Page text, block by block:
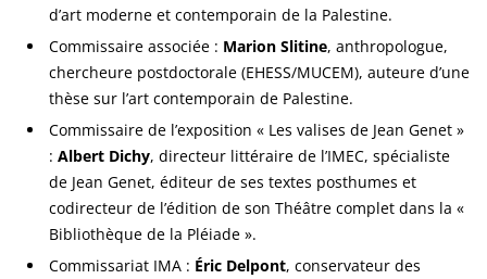
d’art moderne et contemporain de la Palestine.
Commissaire associée : Marion Slitine, anthropologue,
chercheure postdoctorale (EHESS/MUCEM), auteure d’une
thèse sur l’art contemporain de Palestine.
Commissaire de l’exposition « Les valises de Jean Genet »
: Albert Dichy, directeur littéraire de l’IMEC, spécialiste
de Jean Genet, éditeur de ses textes posthumes et
codirecteur de l’édition de son Théâtre complet dans la «
Bibliothèque de la Pléiade ».
Commissariat IMA : Éric Delpont, conservateur des